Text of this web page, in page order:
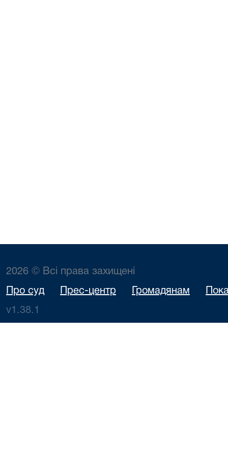
2026 © Всі права захищені
Про суд Прес-центр Громадянам
v1.38.1